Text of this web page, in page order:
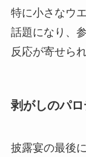
特に小さなウ
話題になり、
反応が寄せら
剥がしのパロ
披露宴の最後